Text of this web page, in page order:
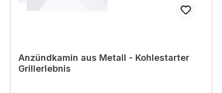
Anzündkamin aus Metall - Kohlestarter
Grillerlebnis